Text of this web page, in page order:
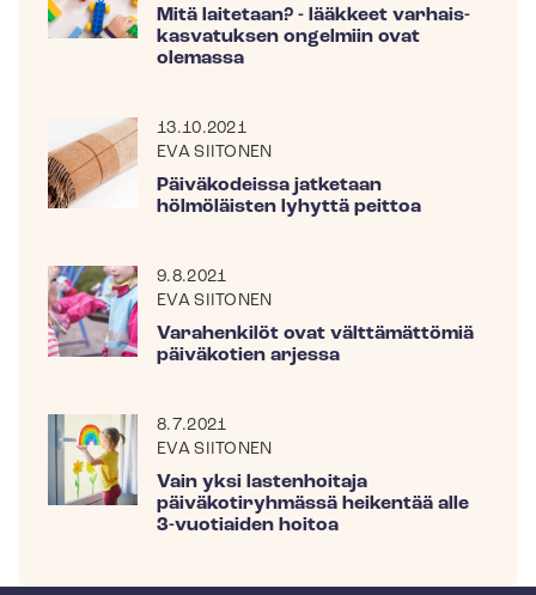
Mitä laitetaan? - lääkkeet var­hais­
kas­va­tuk­sen ongelmiin ovat
olemassa
13.10.2021
EVA SIITONEN
Päiväkodeissa jatketaan
hölmöläisten lyhyttä peittoa
9.8.2021
EVA SIITONEN
Varahenkilöt ovat välttämättömiä
päiväkotien arjessa
8.7.2021
EVA SIITONEN
Vain yksi lastenhoitaja
päiväkotiryhmässä heikentää alle
3-vuotiaiden hoitoa